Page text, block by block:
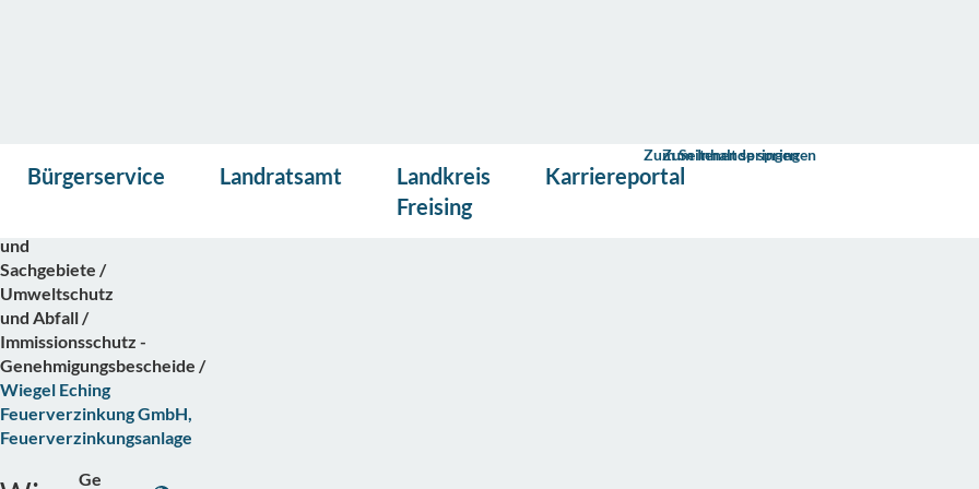
Zum Inhalt springen
Zum Seitenende springen
PresseKontakt Suche
Bürgerservice Landratsamt
Landkreis
Freising
Karriereportal
Startseite
und
Sachgebiete
Umweltschutz
und Abfall
Immissionsschutz -
Genehmigungsbescheide
Wiegel Eching
Feuerverzinkung GmbH,
Feuerverzinkungsanlage
lese
Ge